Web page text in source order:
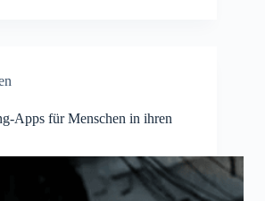
Apps für Menschen in ihren